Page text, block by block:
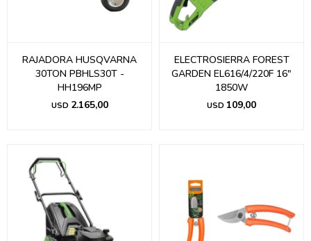
RAJADORA HUSQVARNA
30TON PBHLS30T -
HH196MP
USD 2.165,00
ELECTROSIERRA FOREST
GARDEN EL616/4/220F 16"
1850W
USD 109,00